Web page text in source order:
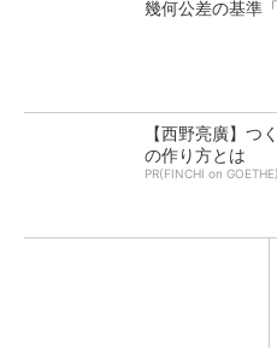
幾何公差の基準
【西野亮廣】つ
の作り方とは
PR(FINCHI on GOETHE)